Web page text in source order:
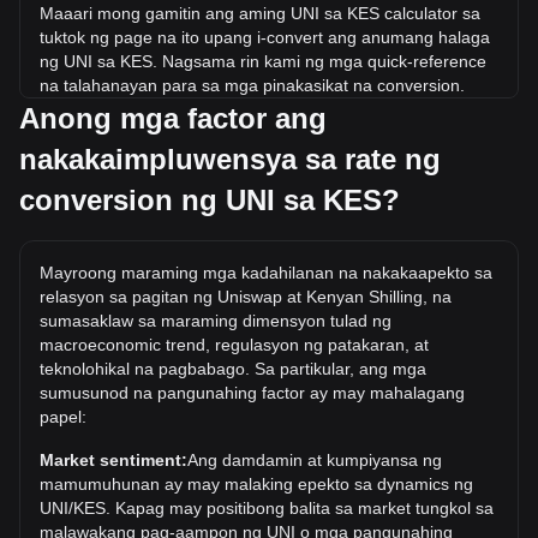
Maaari mong gamitin ang aming UNI sa KES calculator sa
tuktok ng page na ito upang i-convert ang anumang halaga
ng UNI sa KES. Nagsama rin kami ng mga quick-reference
na talahanayan para sa mga pinakasikat na conversion.
Halimbawa, ang 5 KES ay katumbas ng 0.009670 UNI,
habang ang 5 UNI ay nagkakahalaga ng 2,585.24KES.
Ano ang pinakamataas na presyo ng UNI/KES sa
kasaysayan?
ay nananatiling upang makita kung ang halaga ng 1
UNI/KES ay lalampas sa kasalukuyang mataas sa lahat ng
oras.
Ano ang trend ng presyo ng Uniswap sa KES?
Sa nakalipas na 7 araw, bumaba ng 4.21% ang exchange
rate ng Uniswap (UNI). Sa nakalipas na buwan, ang
laban sa Kenyan Shilling (KES).
Anong mga factor ang
nakakaimpluwensya sa rate ng
conversion ng UNI sa KES?
Mayroong maraming mga kadahilanan na nakakaapekto sa
relasyon sa pagitan ng Uniswap at Kenyan Shilling, na
sumasaklaw sa maraming dimensyon tulad ng
macroeconomic trend, regulasyon ng patakaran, at
teknolohikal na pagbabago. Sa partikular, ang mga
sumusunod na pangunahing factor ay may mahalagang
papel:
Market sentiment:Ang damdamin at kumpiyansa ng
mamumuhunan ay may malaking epekto sa dynamics ng
UNI/KES. Kapag may positibong balita sa market tungkol sa
malawakang pag-aampon ng UNI o mga pangunahing